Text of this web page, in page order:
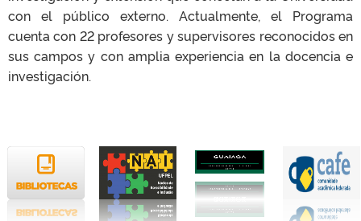
con el público externo. Actualmente, el Programa
cuenta con 22 profesores y supervisores reconocidos en
sus campos y con amplia experiencia en la docencia e
investigación.